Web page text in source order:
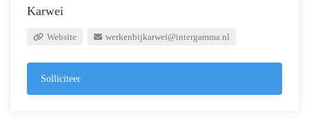
Karwei
Website werkenbijkarwei@intergamma.nl
Solliciteer